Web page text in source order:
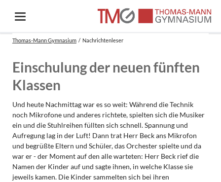
Thomas-Mann Gymnasium Nachrichtenleser
Einschulung der neuen fünften
Klassen
Und heute Nachmittag war es so weit: Während die Technik
noch Mikrofone und anderes richtete, spielten sich die Musiker
ein und die Stuhlreihen füllten sich schnell. Spannung und
Aufregung lag in der Luft! Dann trat Herr Beck ans Mikrofon
und begrüßte Eltern und Schüler, das Orchester spielte und da
war er - der Moment auf den alle warteten: Herr Beck rief die
Namen der Kinder auf und sagte ihnen, in welche Klasse sie
jeweils kamen. Die Kinder sammelten sich bei ihren